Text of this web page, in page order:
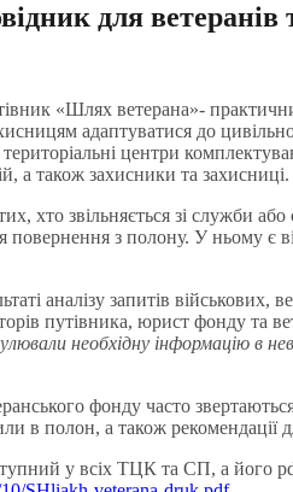
для ветеранів
«Шлях ветерана»-
адаптуватися до
центри
а також захисники та захисниці.
хто звільняється зі служби
повернення з полону. У ньому є
аналізу запитів
путівника, юрист фонду та
необхідну інформацію в
фонду часто
в полон, а також
у всіх ТЦК та СП, а його